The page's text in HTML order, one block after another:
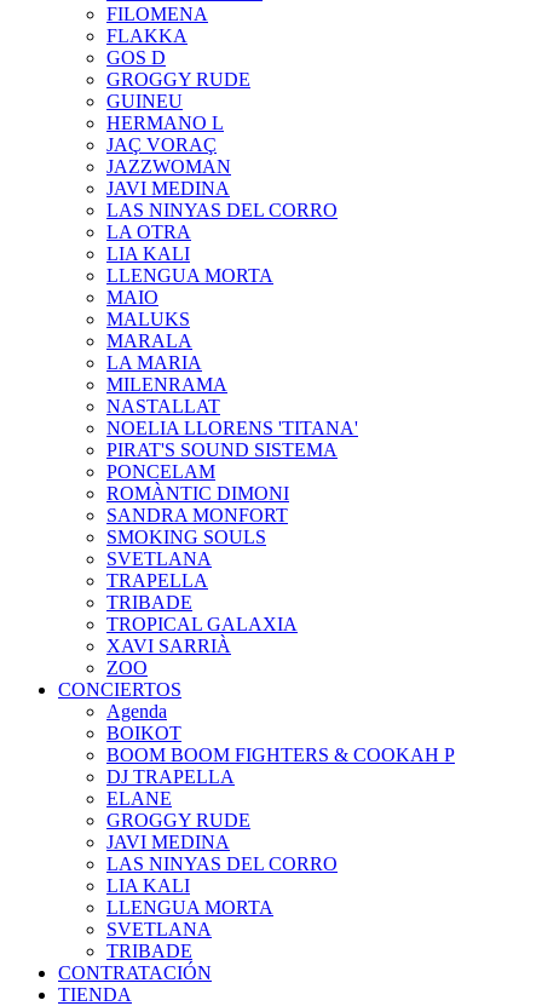
FILOMENA
FLAKKA
GOS D
GROGGY RUDE
GUINEU
HERMANO L
JAÇ VORAÇ
JAZZWOMAN
JAVI MEDINA
LAS NINYAS DEL CORRO
LA OTRA
LIA KALI
LLENGUA MORTA
MAIO
MALUKS
MARALA
LA MARIA
MILENRAMA
NASTALLAT
NOELIA LLORENS 'TITANA'
PIRAT'S SOUND SISTEMA
PONCELAM
ROMÀNTIC DIMONI
SANDRA MONFORT
SMOKING SOULS
SVETLANA
TRAPELLA
TRIBADE
TROPICAL GALAXIA
XAVI SARRIÀ
ZOO
CONCIERTOS
Agenda
BOIKOT
BOOM BOOM FIGHTERS & COOKAH P
DJ TRAPELLA
ELANE
GROGGY RUDE
JAVI MEDINA
LAS NINYAS DEL CORRO
LIA KALI
LLENGUA MORTA
SVETLANA
TRIBADE
CONTRATACIÓN
TIENDA